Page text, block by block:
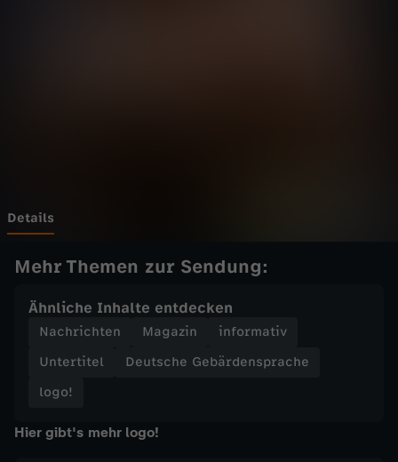
o
m
M
i
t
t
Details
Mehr Themen zur Sendung:
Ähnliche Inhalte entdecken
Nachrichten Magazin
informativ
Untertitel
Deutsche Gebärdensprache
logo!
Hier gibt's mehr logo!